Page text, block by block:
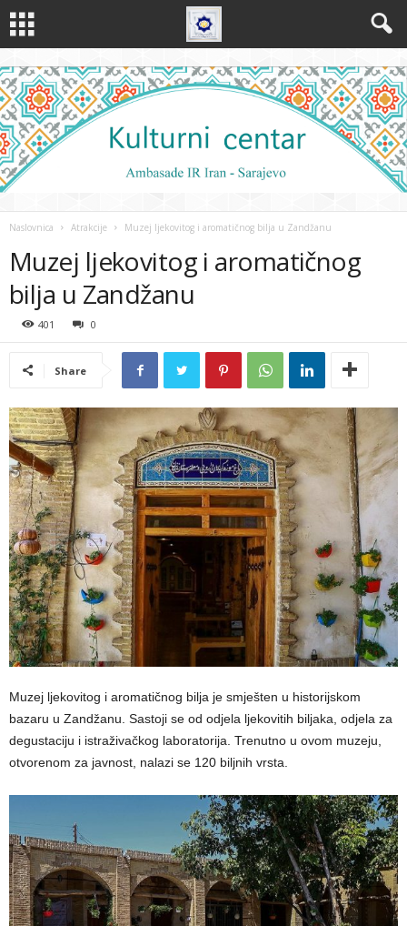
Naslovnica Atrakcije Muzej ljekovitog i aromatičnog bilja u Zandžanu
Muzej ljekovitog i aromatičnog
bilja u Zandžanu
401 0
Share
Muzej ljekovitog i aromatičnog bilja je smješten u historijskom
bazaru u Zandžanu. Sastoji se od odjela ljekovitih biljaka, odjela za
degustaciju i istraživačkog laboratorija. Trenutno u ovom muzeju,
otvorenom za javnost, nalazi se 120 biljnih vrsta.